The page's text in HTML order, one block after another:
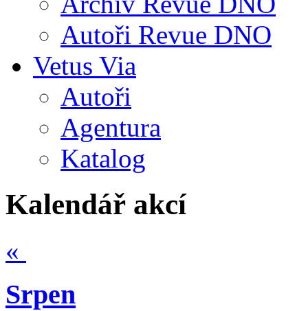
Autoři Revue DNO
Vetus Via
Autoři
Agentura
Katalog
Kalendář akcí
«
Srpen